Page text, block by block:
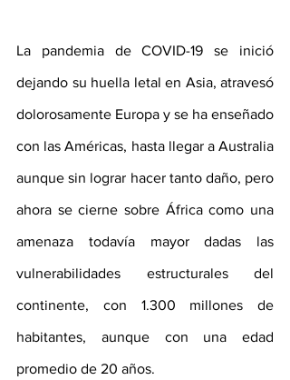
La pandemia de COVID-19 se inició
dejando su huella letal en Asia, atravesó
dolorosamente Europa y se ha enseñado
con las Américas, hasta llegar a Australia
aunque sin lograr hacer tanto daño, pero
ahora se cierne sobre África como una
amenaza todavía mayor dadas las
vulnerabilidades estructurales del
continente, con 1.300 millones de
habitantes, aunque con una edad
promedio de 20 años.